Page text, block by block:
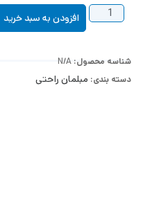
افزودن به سبد خرید
شناسه محصول: N/A
دسته بندی: مبلمان راحتی